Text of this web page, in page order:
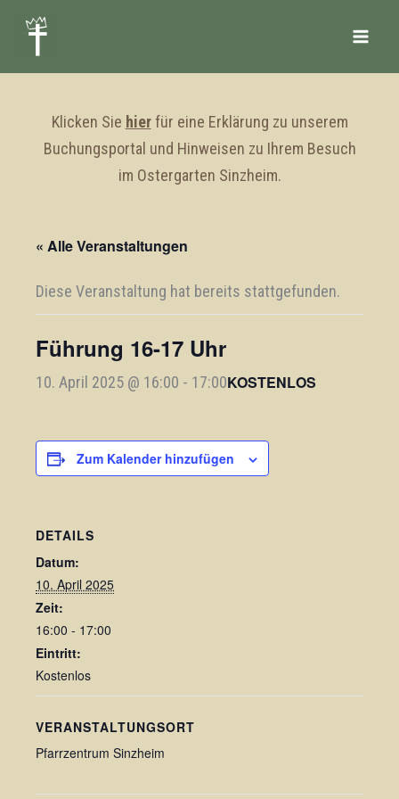
Inhalt
springen
Klicken Sie hier für eine Erklärung zu unserem
Buchungsportal und Hinweisen zu Ihrem Besuch
im Ostergarten Sinzheim.
« Alle Veranstaltungen
Diese Veranstaltung hat bereits stattgefunden.
Führung 16-17 Uhr
10. April 2025 @ 16:00 - 17:00KOSTENLOS
Zum Kalender hinzufügen
DETAILS
Datum:
10. April 2025
Zeit:
16:00 - 17:00
Eintritt:
Kostenlos
VERANSTALTUNGSORT
Pfarrzentrum Sinzheim